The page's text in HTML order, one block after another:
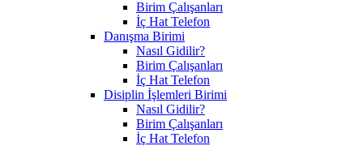
Birim Çalışanları
İç Hat Telefon
Danışma Birimi
Nasıl Gidilir?
Birim Çalışanları
İç Hat Telefon
Disiplin İşlemleri Birimi
Nasıl Gidilir?
Birim Çalışanları
İç Hat Telefon